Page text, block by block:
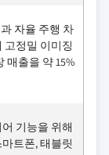
자율 주행 차
고정밀 이미징
매출을 약 15%
기능을 위해
트폰, 태블릿